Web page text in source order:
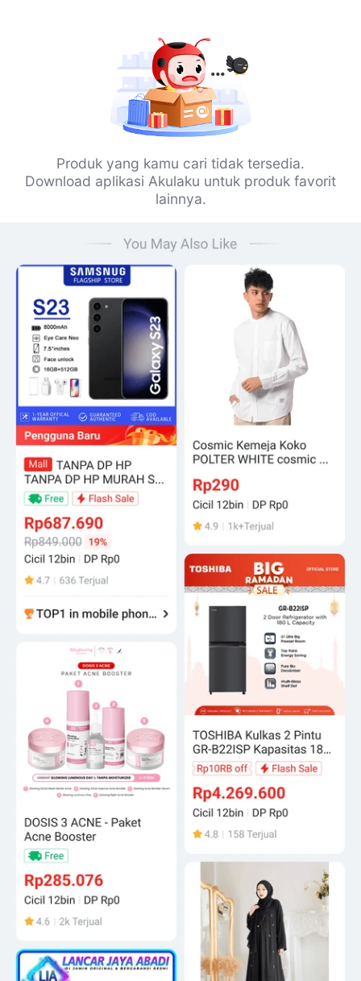
Produk yang kamu cari tidak tersedia.
Download aplikasi Akulaku untuk produk favorit
lainnya.